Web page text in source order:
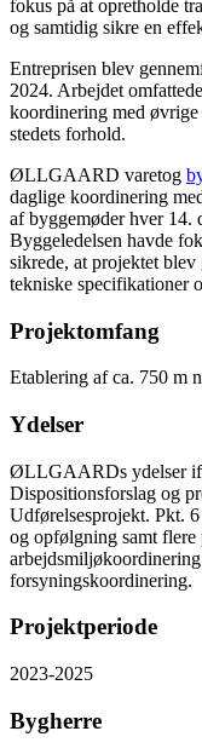
fokus på at opretholde
og samtidig sikre en
Entreprisen blev
2024. Arbejdet
koordinering med
stedets forhold.
ØLLGAARD varetog
daglige koordinering
af byggemøder hver 14.
Byggeledelsen havde
sikrede, at projektet blev
tekniske specifikationer
Projektomfang
Etablering af ca. 750 m
Ydelser
ØLLGAARDs ydelser
Dispositionsforslag og
Udførelsesprojekt. Pkt.
og opfølgning samt flere
forsyningskoordinering.
Projektperiode
2023-2025
Bygherre